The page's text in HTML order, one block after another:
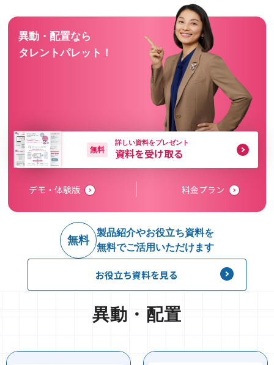
異動・配置なら
タレントパレット！
無料
詳しい資料をプレゼント
資料を受け取る
デモ・体験版 料金プラン
無料
製品紹介やお役立ち資料を
無料でご活用いただけます
お役立ち資料を見る
異動・配置